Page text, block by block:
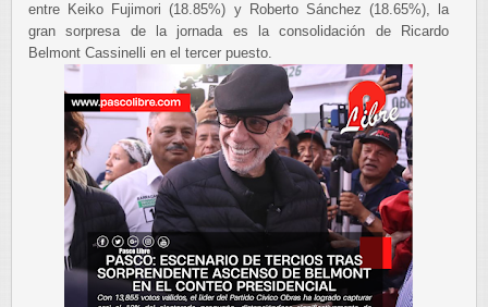
entre Keiko Fujimori (18.85%) y Roberto Sánchez (18.65%), la
gran sorpresa de la jornada es la consolidación de Ricardo
Belmont Cassinelli en el tercer puesto.